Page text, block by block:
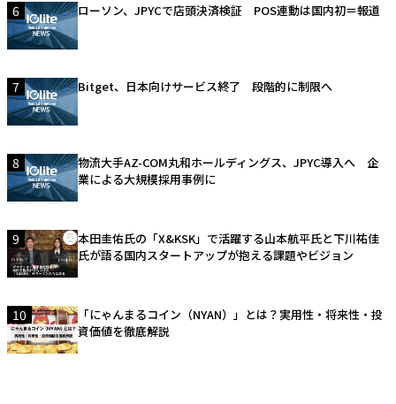
6 ローソン、JPYCで店頭決済検証 POS連動は国内初＝報道
7 Bitget、日本向けサービス終了 段階的に制限へ
8
物流大手AZ-COM丸和ホールディングス、JPYC導入へ 企
業による大規模採用事例に
9
本田圭佑氏の「X&KSK」で活躍する山本航平氏と下川祐佳
氏が語る国内スタートアップが抱える課題やビジョン
10
「にゃんまるコイン（NYAN）」とは？実用性・将来性・投
資価値を徹底解説